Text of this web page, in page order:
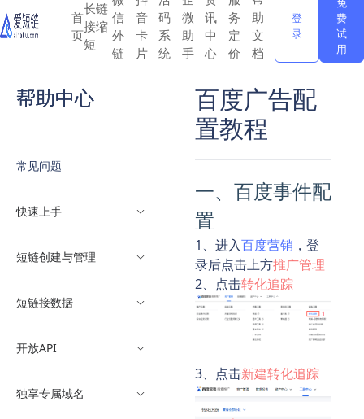
首
页
长链
接缩
短
信
外
链
音
卡
片
码
系
统
微
助
手
讯
中
心
务
定
价
助
文
档
登
录
费
试
用
帮助中心
常见问题
快速上手
短链创建与管理
短链接数据
开放API
独享专属域名
百度广告配
置教程
一、百度事件配
置
1、进入百度营销 ，登
录后点击上方推广管理
2、点击转化追踪
3、点击新建转化追踪